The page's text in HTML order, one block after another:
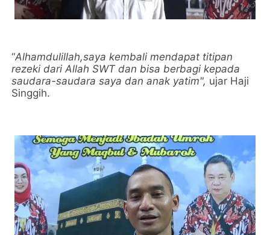
“Alhamdulillah,saya kembali mendapat titipan
rezeki dari Allah SWT dan bisa berbagi kepada
saudara-saudara saya dan anak yatim", ujar Haji
Singgih.